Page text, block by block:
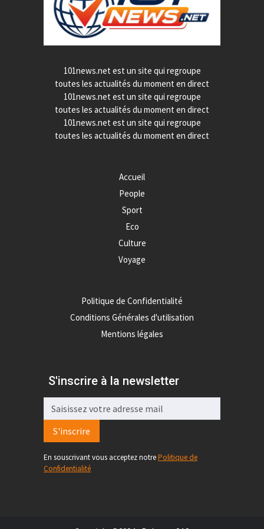
101news.net est un site qui regroupe
toutes les actualités du moment en direct
101news.net est un site qui regroupe
toutes les actualités du moment en direct
101news.net est un site qui regroupe
toutes les actualités du moment en direct
Accueil
People
Sport
Eco
Culture
Voyage
Politique de Confidentialité
Conditions Générales d'utilisation
Mentions légales
S'inscrire à la newsletter
S'inscrire
En souscrivant vous acceptez notrePolitique de
Confidentialité